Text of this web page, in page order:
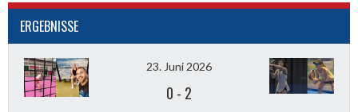
ERGEBNISSE
23. Juni 2026
0 - 2